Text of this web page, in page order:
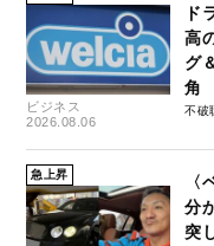
ビジネス
2026.08.06
ド
高
グ
角
不破
急上昇
分
突